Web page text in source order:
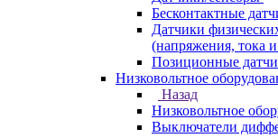
Бесконтактные
Датчики
(напряжения, тока
Позиционные
Низковольтное
Назад
Низковольтное
Выключатели